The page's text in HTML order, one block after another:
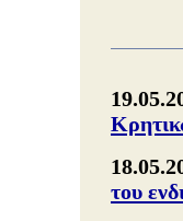
του